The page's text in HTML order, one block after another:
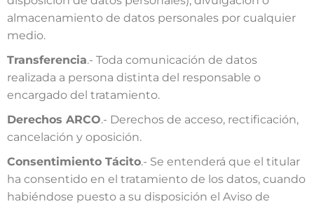
almacenamiento de datos personales por cualquier
medio.
Transferencia.- Toda comunicación de datos
realizada a persona distinta del responsable o
encargado del tratamiento.
Derechos ARCO.- Derechos de acceso, rectificación,
cancelación y oposición.
Consentimiento Tácito.- Se entenderá que el titular
ha consentido en el tratamiento de los datos, cuando
habiéndose puesto a su disposición el Aviso de